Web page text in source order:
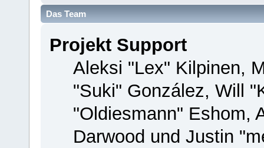
Das Team
Projekt Support
Aleksi "Lex" Kilpinen,
"Suki" González, Will
"Oldiesmann" Eshom,
Darwood und Justin